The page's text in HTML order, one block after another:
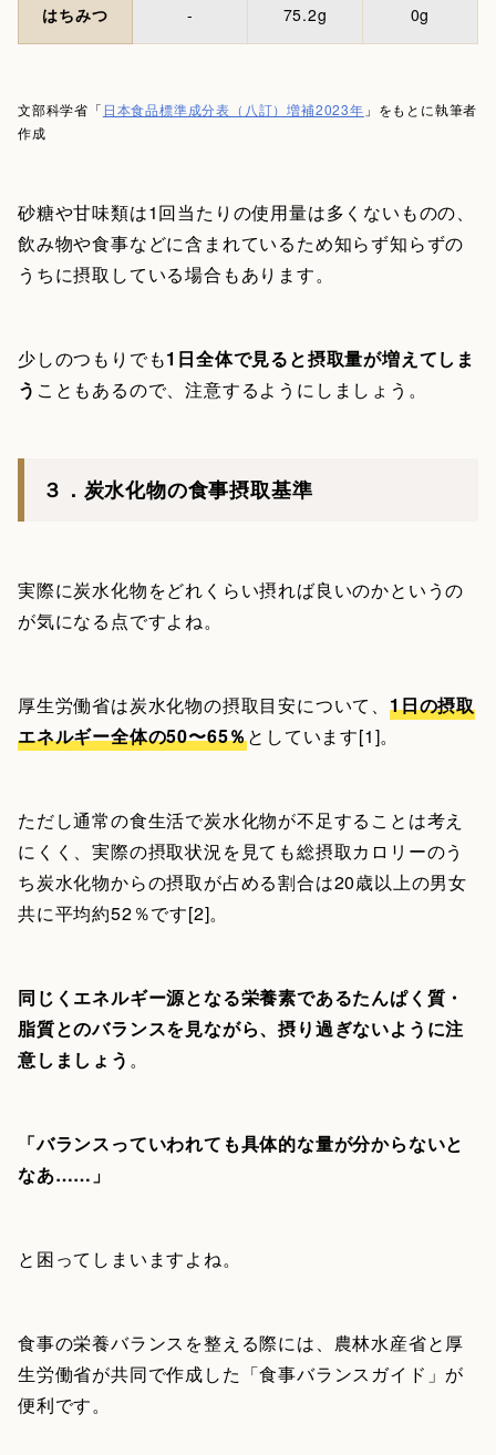
はちみつ - 75.2g 0g
文部科学省「 日本食品標準成分表（八訂）増補2023年 」をもとに執筆者
作成
砂糖や甘味類は1回当たりの使用量は多くないものの、
飲み物や食事などに含まれているため知らず知らずの
うちに摂取している場合もあります。
少しのつもりでも1日全体で見ると摂取量が増えてしま
う こともあるので、注意するようにしましょう。
３．炭水化物の食事摂取基準
実際に炭水化物をどれくらい摂れば良いのかというの
が気になる点ですよね。
厚生労働省は炭水化物の摂取目安について、 1日の摂取
エネルギー全体の50〜65％としています[1]。
ただし通常の食生活で炭水化物が不足することは考え
にくく、実際の摂取状況を見ても総摂取カロリーのう
ち炭水化物からの摂取が占める割合は20歳以上の男女
共に平均約52％です[2]。
同じくエネルギー源となる栄養素であるたんぱく質・
脂質とのバランスを見ながら、摂り過ぎないように注
意しましょう 。
「バランスっていわれても具体的な量が分からないと
なあ……」
と困ってしまいますよね。
食事の栄養バランスを整える際には、農林水産省と厚
生労働省が共同で作成した「食事バランスガイド」が
便利です。